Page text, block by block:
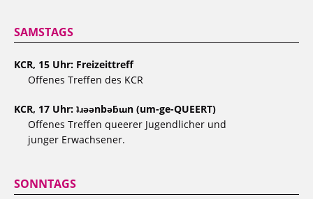
SAMSTAGS
KCR, 15 Uhr: Freizeittreff
Offenes Treffen des KCR
KCR, 17 Uhr: ʇɹǝǝnbǝƃɯn (um-ge-QUEERT)
Offenes Treffen queerer Jugendlicher und
junger Erwachsener.
SONNTAGS